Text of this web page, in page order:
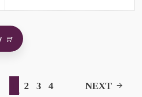
2 3 4 NEXT